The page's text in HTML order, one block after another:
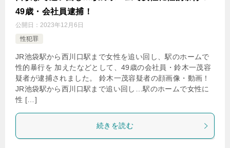
49歳・会社員逮捕！
公開日： 2023年12月6日
性犯罪
JR池袋駅から西川口駅まで女性を追い回し、駅のホームで
性的暴行を 加えたなどとして、49歳の会社員・鈴木一茂容
疑者が逮捕されました。 鈴木一茂容疑者の顔画像・動画！
JR池袋駅から西川口駅まで追い回し…駅のホームで女性に
性 […]
続きを読む